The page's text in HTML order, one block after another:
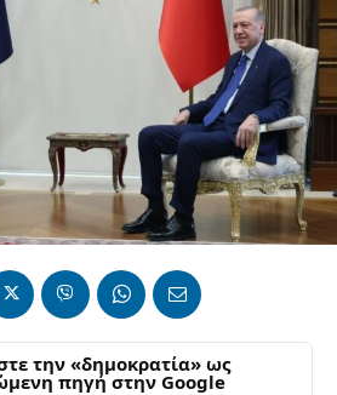
την «δημοκρατία» ως
πηγή στην Google